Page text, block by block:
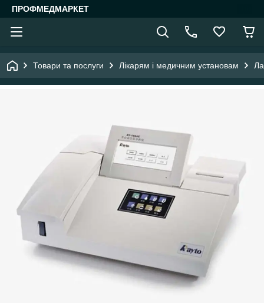
ПРОФМЕДМАРКЕТ
Товари та послуги Лікарям і медичним установам